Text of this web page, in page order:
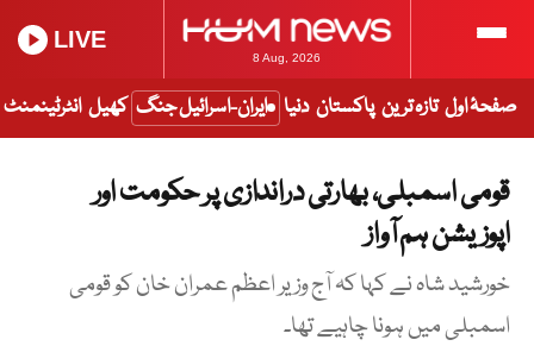
8 Aug, 2026
LIVE
صفحۂ اول تازہ ترین پاکستان دنیا ایران-اسرائیل جنگ کھیل انٹرٹینمنٹ
قومی اسمبلی، بھارتی دراندازی پر حکومت اور
اپوزیشن ہم آواز
خورشید شاہ نے کہا کہ آج وزیر اعظم عمران خان کو قومی
اسمبلی میں ہونا چاہیے تھا۔